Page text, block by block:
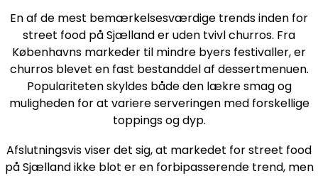
En af de mest bemærkelsesværdige trends inden for
street food på Sjælland er uden tvivl churros. Fra
Københavns markeder til mindre byers festivaller, er
churros blevet en fast bestanddel af dessertmenuen.
Populariteten skyldes både den lækre smag og
muligheden for at variere serveringen med forskellige
toppings og dyp.
Afslutningsvis viser det sig, at markedet for street food
på Sjælland ikke blot er en forbipasserende trend, men